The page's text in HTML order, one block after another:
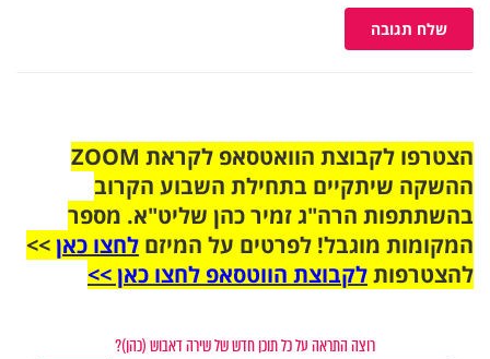
שלח תגובה
הצטרפו לקבוצת הוואטסאפ לקראת ZOOM
ההשקה שיתקיים בתחילת השבוע הקרוב
בהשתתפות הרה"ג זמיר כהן שליט"א. מספר
המקומות מוגבל! לפרטים על המיזם לחצו כאן>>
להצטרפותלקבוצת הווטסאפ לחצו כאן >>
רוצה התראה על כל תוכן חדש של שירה דאבוש (כהן)?